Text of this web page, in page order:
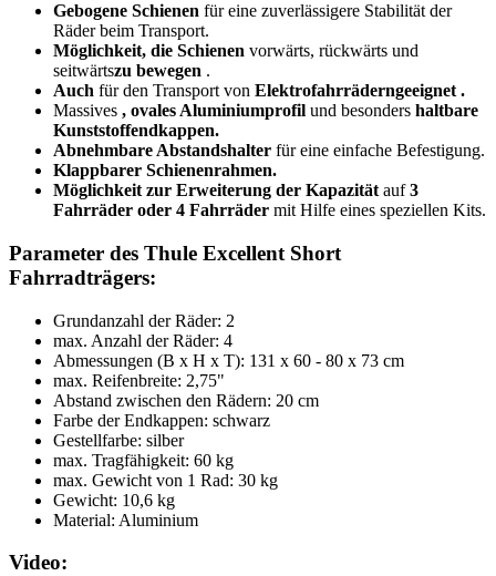
Gebogene Schienen für eine zuverlässigere Stabilität der
Räder beim Transport.
Möglichkeit, die Schienen vorwärts, rückwärts und
seitwärtszu bewegen .
Auch für den Transport von Elektrofahrräderngeeignet .
Massives , ovales Aluminiumprofil und besonders haltbare
Kunststoffendkappen.
Abnehmbare Abstandshalter für eine einfache Befestigung.
Klappbarer Schienenrahmen.
Möglichkeit zur Erweiterung der Kapazität auf3
Fahrräder oder 4 Fahrräder mit Hilfe eines speziellen Kits.
Parameter des Thule Excellent Short
Fahrradträgers:
Grundanzahl der Räder: 2
max. Anzahl der Räder: 4
Abmessungen (B x H x T): 131 x 60 - 80 x 73 cm
max. Reifenbreite: 2,75"
Abstand zwischen den Rädern: 20 cm
Farbe der Endkappen: schwarz
Gestellfarbe: silber
max. Tragfähigkeit: 60 kg
max. Gewicht von 1 Rad: 30 kg
Gewicht: 10,6 kg
Material: Aluminium
Video: